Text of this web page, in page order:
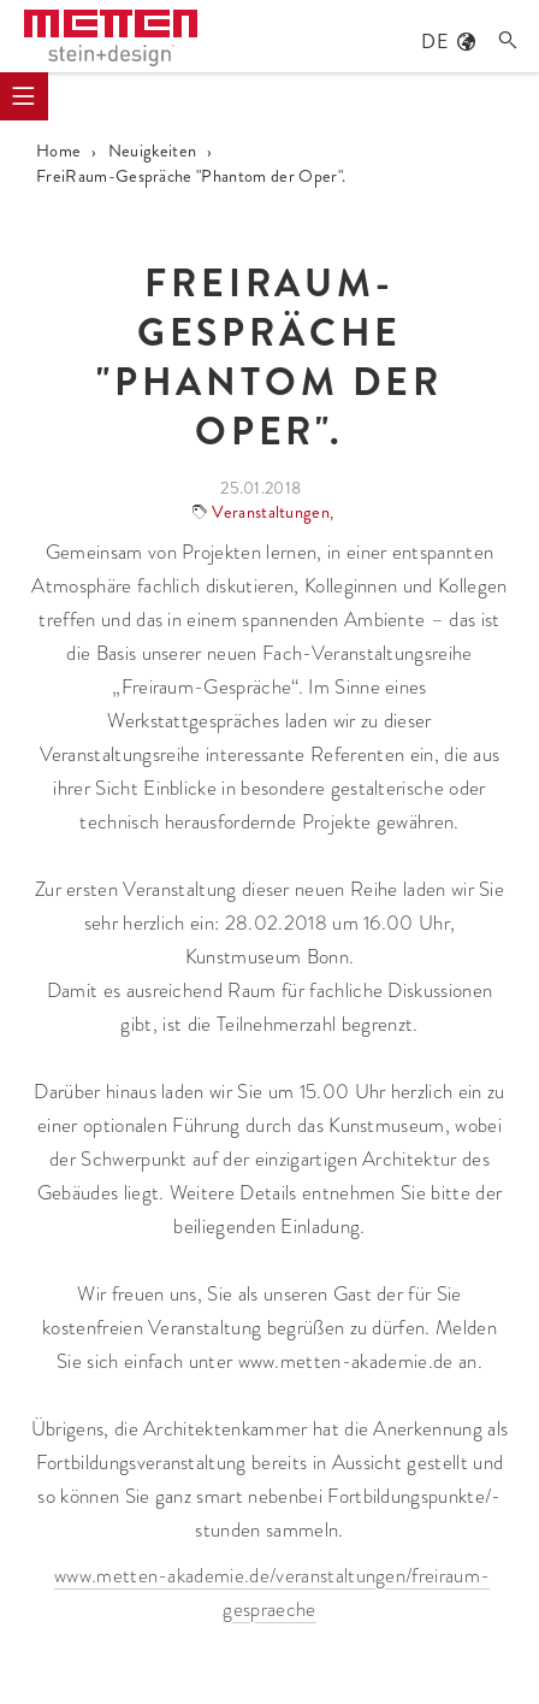
DE 
Home › Neuigkeiten ›
FreiRaum-Gespräche "Phantom der Oper".
FREIRAUM-
GESPRÄCHE
"PHANTOM DER
OPER".
25.01.2018
Veranstaltungen,
Gemeinsam von Projekten lernen, in einer entspannten
Atmosphäre fachlich diskutieren, Kolleginnen und Kollegen
treffen und das in einem spannenden Ambiente – das ist
die Basis unserer neuen Fach-Veranstaltungsreihe
„Freiraum-Gespräche“. Im Sinne eines
Werkstattgespräches laden wir zu dieser
Veranstaltungsreihe interessante Referenten ein, die aus
ihrer Sicht Einblicke in besondere gestalterische oder
technisch herausfordernde Projekte gewähren.
Zur ersten Veranstaltung dieser neuen Reihe laden wir Sie
sehr herzlich ein: 28.02.2018 um 16.00 Uhr,
Kunstmuseum Bonn.
Damit es ausreichend Raum für fachliche Diskussionen
gibt, ist die Teilnehmerzahl begrenzt.
Darüber hinaus laden wir Sie um 15.00 Uhr herzlich ein zu
einer optionalen Führung durch das Kunstmuseum, wobei
der Schwerpunkt auf der einzigartigen Architektur des
Gebäudes liegt. Weitere Details entnehmen Sie bitte der
beiliegenden Einladung.
Wir freuen uns, Sie als unseren Gast der für Sie
kostenfreien Veranstaltung begrüßen zu dürfen. Melden
Sie sich einfach unter www.metten-akademie.de an.
Übrigens, die Architektenkammer hat die Anerkennung als
Fortbildungsveranstaltung bereits in Aussicht gestellt und
so können Sie ganz smart nebenbei Fortbildungspunkte/-
stunden sammeln.
www.metten-akademie.de/veranstaltungen/freiraum-
gespraeche